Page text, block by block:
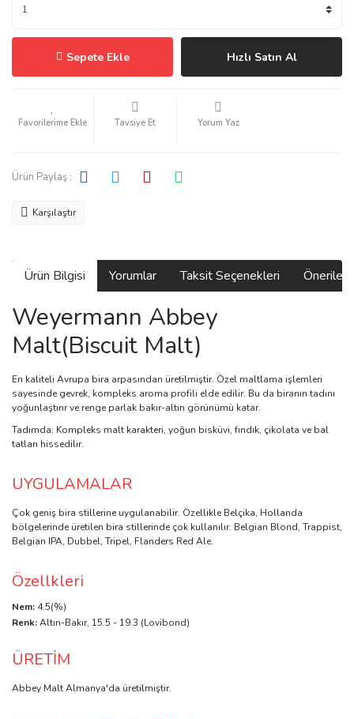
Sepete Ekle Hızlı Satın Al
Tavsiye Et Yorum Yaz
Ürün Paylaş :
Karşılaştır
Ürün Bilgisi Yorumlar Taksit Seçenekleri
Weyermann Abbey
Malt(Biscuit Malt)
En kaliteli Avrupa bira arpasından üretilmiştir. Özel maltlama işlemleri
sayesinde gevrek, kompleks aroma profili elde edilir. Bu da biranın tadını
yoğunlaştırır ve renge parlak bakır-altın görünümü katar.
Tadımda: Kompleks malt karakteri, yoğun bisküvi, fındık, çikolata ve bal
tatları hissedilir.
UYGULAMALAR
Çok geniş bira stillerine uygulanabilir. Özellikle Belçika, Hollanda
bölgelerinde üretilen bira stillerinde çok kullanılır. Belgian Blond, Trappist,
Belgian IPA, Dubbel, Tripel, Flanders Red Ale.
Özellkleri
Nem: 4.5(%)
Renk:Altın-Bakır, 15.5 - 19.3 (Lovibond)
ÜRETİM
Abbey Malt Almanya'da üretilmiştir.